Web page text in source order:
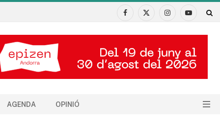
Facebook
X
InstagramYouTube
AGENDA OPINIÓ